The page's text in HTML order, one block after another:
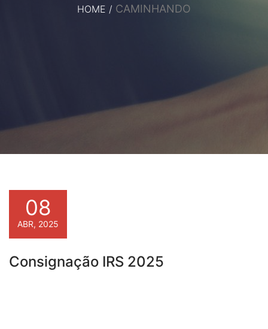
HOME / CAMINHANDO
08
ABR, 2025
Consignação IRS 2025